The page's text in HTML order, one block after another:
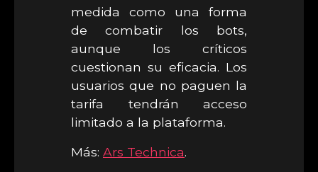
medida como una forma
de combatir los bots,
aunque los críticos
cuestionan su eficacia. Los
usuarios que no paguen la
tarifa tendrán acceso
limitado a la plataforma.
Más: Ars Technica.